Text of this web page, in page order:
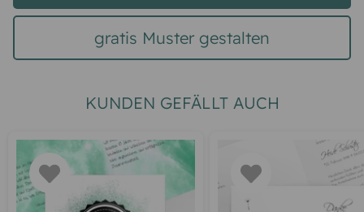
gratis Muster gestalten
KUNDEN GEFÄLLT AUCH